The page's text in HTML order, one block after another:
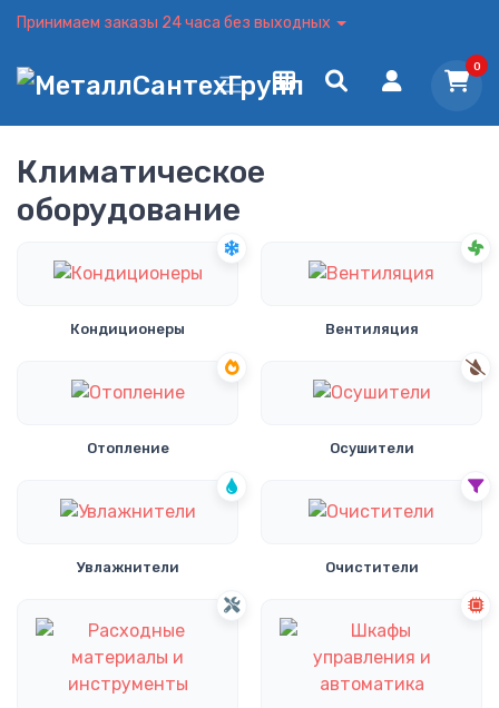
Принимаем заказы 24 часа без выходных
0
Климатическое
оборудование
Кондиционеры Вентиляция
Отопление Осушители
Увлажнители Очистители